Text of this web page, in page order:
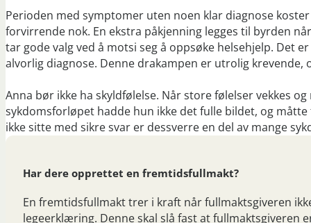
Perioden med symptomer uten noen klar diagnose
forvirrende nok. En ekstra påkjenning legges til byrden
tar gode valg ved å motsi seg å oppsøke helsehjelp. Det
alvorlig diagnose. Denne drakampen er utrolig
Anna bør ikke ha skyldfølelse. Når store følelser vekkes
sykdomsforløpet hadde hun ikke det fulle bildet, og
ikke sitte med sikre svar er dessverre en del av mange
Har dere opprettet en fremtidsfullmakt?
En fremtidsfullmakt trer i kraft når fullmaktsgiveren
legeerklæring. Denne skal slå fast at fullmaktsgiveren